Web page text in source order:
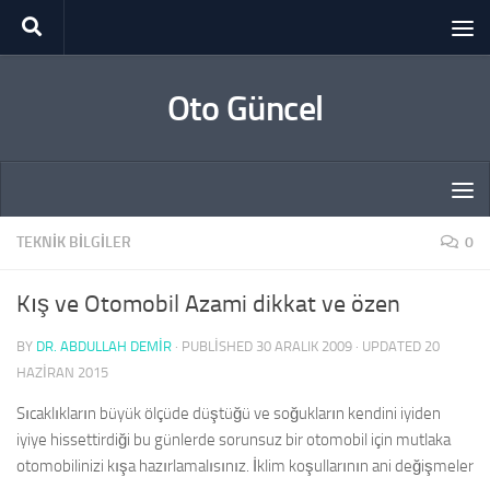
Skip to content
Oto Güncel
TEKNIK BILGILER 0
Kış ve Otomobil Azami dikkat ve özen
BY DR. ABDULLAH DEMİR · PUBLISHED 30 ARALIK 2009 · UPDATED 20
HAZIRAN 2015
Sıcaklıkların büyük ölçüde düştüğü ve soğukların kendini iyiden
iyiye hissettirdiği bu günlerde sorunsuz bir otomobil için mutlaka
otomobilinizi kışa hazırlamalısınız. İklim koşullarının ani değişmeler